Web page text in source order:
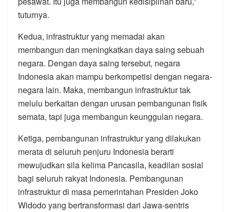
tuturnya.
Kedua, infrastruktur yang memadai akan
membangun dan meningkatkan daya saing sebuah
negara. Dengan daya saing tersebut, negara
Indonesia akan mampu berkompetisi dengan negara-
negara lain. Maka, membangun infrastruktur tak
melulu berkaitan dengan urusan pembangunan fisik
semata, tapi juga membangun keunggulan negara.
Ketiga, pembangunan infrastruktur yang dilakukan
merata di seluruh penjuru Indonesia berarti
mewujudkan sila kelima Pancasila, keadilan sosial
bagi seluruh rakyat Indonesia. Pembangunan
infrastruktur di masa pemerintahan Presiden Joko
Widodo yang bertransformasi dari Jawa-sentris